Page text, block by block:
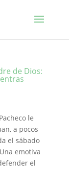
de Dios:
le
a pocos
el sábado
emotiva
el